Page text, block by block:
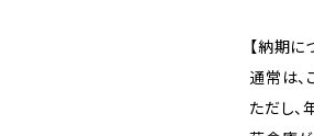
【納期に
通常は、
ただし、